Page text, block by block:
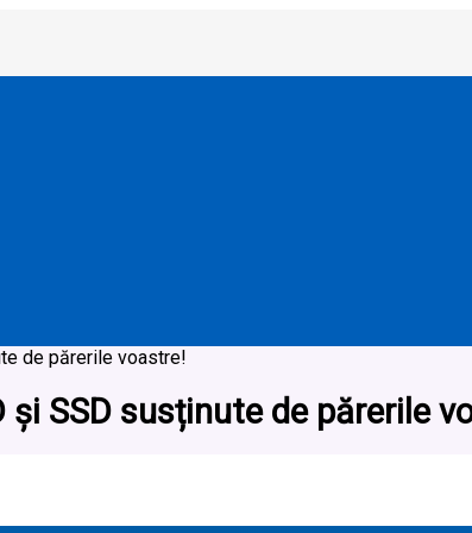
de părerile voastre!
și SSD susținute de părerile